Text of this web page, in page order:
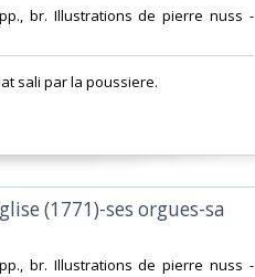
br. Illustrations de pierre nuss -
sali par la poussiere.‎
(1771)-ses orgues-sa
br. Illustrations de pierre nuss -